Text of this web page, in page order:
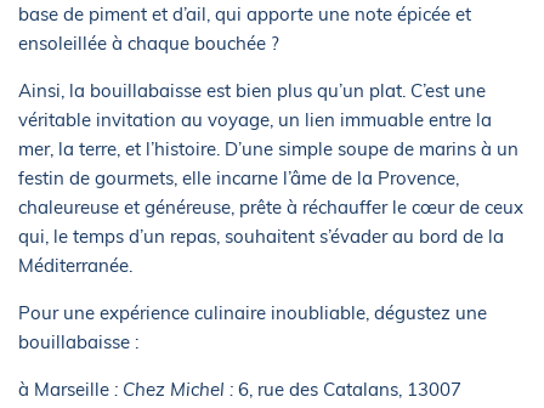
base de piment et d’ail, qui apporte une note épicée et
ensoleillée à chaque bouchée ?
Ainsi, la bouillabaisse est bien plus qu’un plat. C’est une
véritable invitation au voyage, un lien immuable entre la
mer, la terre, et l’histoire. D’une simple soupe de marins à un
festin de gourmets, elle incarne l’âme de la Provence,
chaleureuse et généreuse, prête à réchauffer le cœur de ceux
qui, le temps d’un repas, souhaitent s’évader au bord de la
Méditerranée.
Pour une expérience culinaire inoubliable, dégustez une
bouillabaisse :
à Marseille : Chez Michel : 6, rue des Catalans, 13007